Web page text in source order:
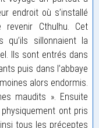
endroit où s’installé
Cthulhu. Cet
qu’ils sillonnaient la
Ils sont entrés dans
puis dans l’abbaye
alors endormis.
maudits ». Ensuite
ont pris
tous les préceptes